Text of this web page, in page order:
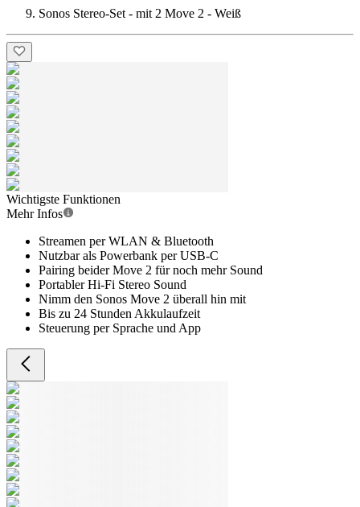
Sonos Stereo-Set - mit 2 Move 2 - Weiß
Wichtigste Funktionen
Mehr Infos
Streamen per WLAN & Bluetooth
Nutzbar als Powerbank per USB-C
Pairing beider Move 2 für noch mehr Sound
Portabler Hi-Fi Stereo Sound
Nimm den Sonos Move 2 überall hin mit
Bis zu 24 Stunden Akkulaufzeit
Steuerung per Sprache und App